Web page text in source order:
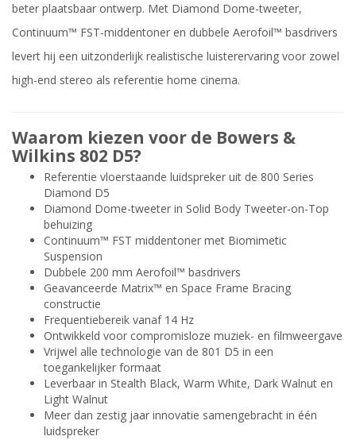
beter plaatsbaar ontwerp. Met Diamond Dome-tweeter,
Continuum™ FST-middentoner en dubbele Aerofoil™ basdrivers
levert hij een uitzonderlijk realistische luisterervaring voor zowel
high-end stereo als referentie home cinema.
Waarom kiezen voor de Bowers &
Wilkins 802 D5?
Referentie vloerstaande luidspreker uit de 800 Series
Diamond D5
Diamond Dome-tweeter in Solid Body Tweeter-on-Top
behuizing
Continuum™ FST middentoner met Biomimetic
Suspension
Dubbele 200 mm Aerofoil™ basdrivers
Geavanceerde Matrix™ en Space Frame Bracing
constructie
Frequentiebereik vanaf 14 Hz
Ontwikkeld voor compromisloze muziek- en filmweergave
Vrijwel alle technologie van de 801 D5 in een
toegankelijker formaat
Leverbaar in Stealth Black, Warm White, Dark Walnut en
Light Walnut
Meer dan zestig jaar innovatie samengebracht in één
luidspreker